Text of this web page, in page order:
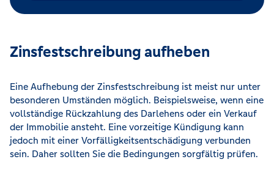
Zinsfestschreibung aufheben
Eine Aufhebung der Zinsfestschreibung ist meist nur unter
besonderen Umständen möglich. Beispielsweise, wenn eine
vollständige Rückzahlung des Darlehens oder ein Verkauf
der Immobilie ansteht. Eine vorzeitige Kündigung kann
jedoch mit einer Vorfälligkeitsentschädigung verbunden
sein. Daher sollten Sie die Bedingungen sorgfältig prüfen.